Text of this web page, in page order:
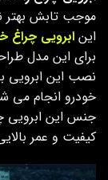
موجب تابش بهتر
این ابرویی چراغ
برای این مدل
نصب این
خودرو انجام می
جنس این ابرویی
کیفیت و عمر